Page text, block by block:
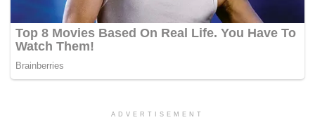
ADVERTISEMENT